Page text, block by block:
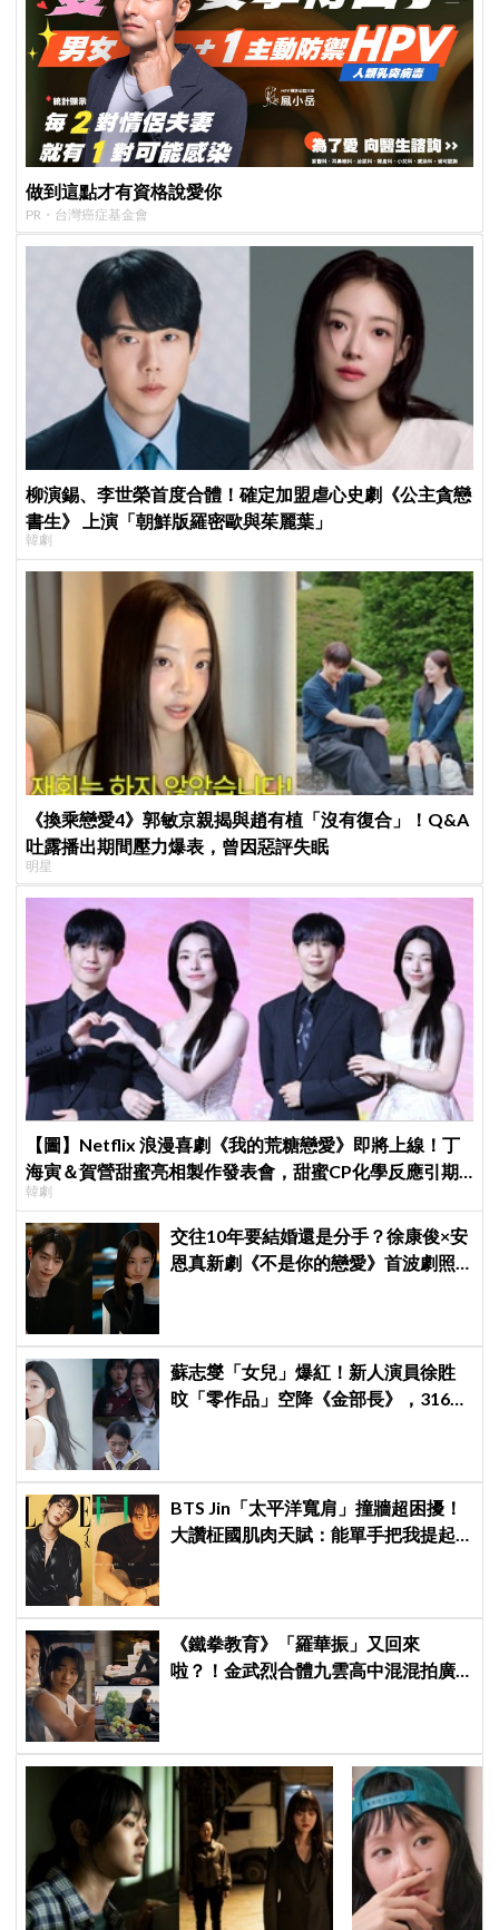
做到這點才有資格說愛你
PR・台灣癌症基金會
柳演錫、李世榮首度合體！確定加盟虐心史劇《公主貪戀
書生》 上演「朝鮮版羅密歐與茱麗葉」
韓劇
《換乘戀愛4》郭敏京親揭與趙有植「沒有復合」！Q&A
吐露播出期間壓力爆表，曾因惡評失眠
明星
【圖】Netflix 浪漫喜劇《我的荒糖戀愛》即將上線！丁
海寅＆賀營甜蜜亮相製作發表會，甜蜜CP化學反應引期
待
韓劇
交往10年要結婚還是分手？徐康俊×安
恩真新劇《不是你的戀愛》首波劇照
蘇志燮「女兒」爆紅！新人演員徐貹
旼「零作品」空降《金部長》，316萬
BTS Jin「太平洋寬肩」撞牆超困擾！
大讚柾國肌肉天賦：能單手把我提起
《鐵拳教育》「羅華振」又回來
啦？！金武烈合體九雲高中混混拍廣